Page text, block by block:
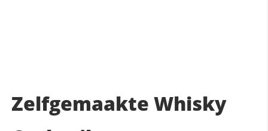
Zelfgemaakte Whisky